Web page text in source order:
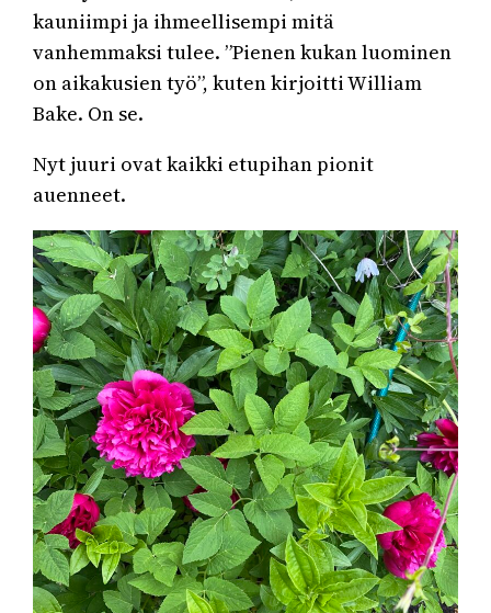
kauniimpi ja ihmeellisempi mitä
vanhemmaksi tulee. ”Pienen kukan luominen
on aikakusien työ”, kuten kirjoitti William
Bake. On se.
Nyt juuri ovat kaikki etupihan pionit
auenneet.